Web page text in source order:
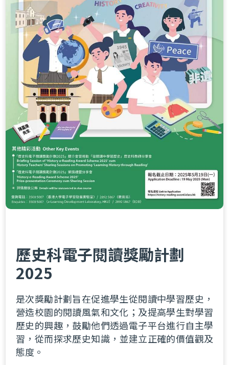
歷史科電子閱讀獎勵計劃
2025
是次獎勵計劃旨在促進學生從閱讀中學習歷史，
營造校園的閱讀風氣和文化；及提高學生對學習
歷史的興趣，鼓勵他們透過電子平台進行自主學
習，從而探求歷史知識，並建立正確的價值觀及
態度。